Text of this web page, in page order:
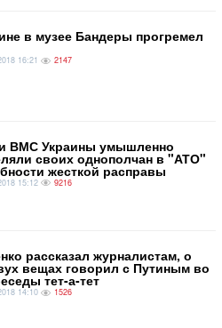
в музее Бандеры прогремел
16:21 2147
ВМС Украины умышленно
своих однополчан в "АТО"
жесткой расправы
15:12 9216
рассказал журналистам, о
вещах говорил с Путиным во
тет-а-тет
14:10 1526